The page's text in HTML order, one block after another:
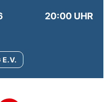
20:00 UHR
E.V.